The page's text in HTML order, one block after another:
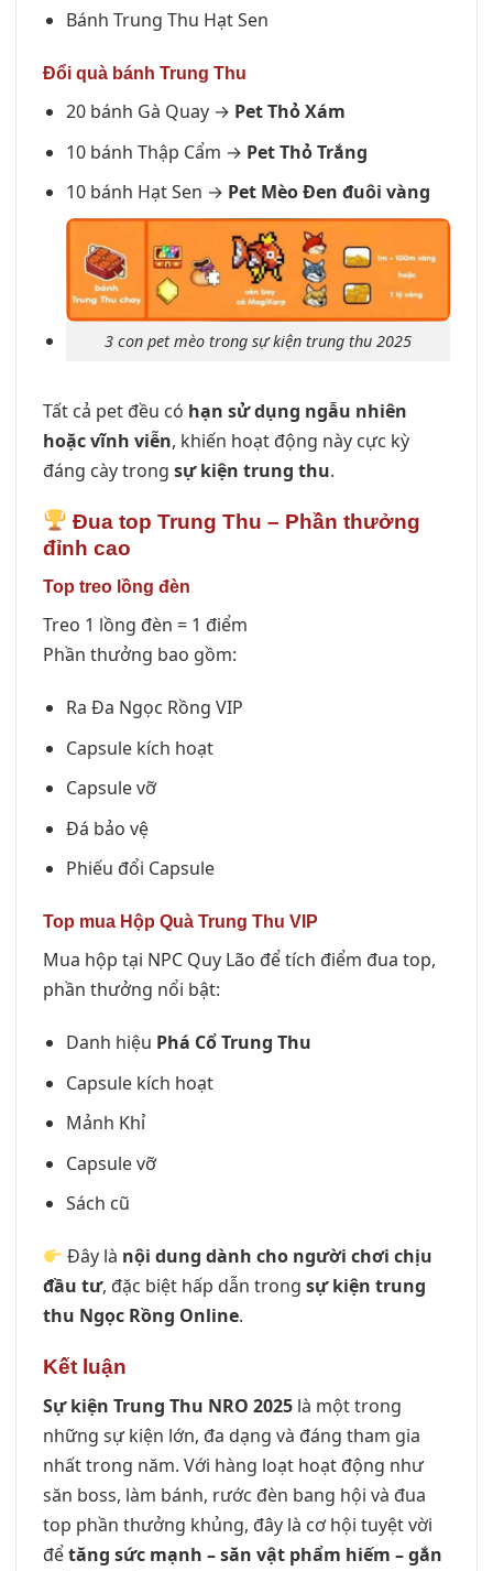
Bánh Trung Thu Hạt Sen
Đổi quà bánh Trung Thu
20 bánh Gà Quay → Pet Thỏ Xám
10 bánh Thập Cẩm → Pet Thỏ Trắng
10 bánh Hạt Sen → Pet Mèo Đen đuôi vàng
3 con pet mèo trong sự kiện trung thu 2025
Tất cả pet đều có hạn sử dụng ngẫu nhiên
hoặc vĩnh viễn, khiến hoạt động này cực kỳ
đáng cày trong sự kiện trung thu.
Đua top Trung Thu – Phần thưởng
đỉnh cao
Top treo lồng đèn
Treo 1 lồng đèn = 1 điểm
Phần thưởng bao gồm:
Ra Đa Ngọc Rồng VIP
Capsule kích hoạt
Capsule vỡ
Đá bảo vệ
Phiếu đổi Capsule
Top mua Hộp Quà Trung Thu VIP
Mua hộp tại NPC Quy Lão để tích điểm đua top,
phần thưởng nổi bật:
Danh hiệu Phá Cổ Trung Thu
Capsule kích hoạt
Mảnh Khỉ
Capsule vỡ
Sách cũ
Đây là nội dung dành cho người chơi chịu
đầu tư, đặc biệt hấp dẫn trong sự kiện trung
thu Ngọc Rồng Online.
Kết luận
Sự kiện Trung Thu NRO 2025 là một trong
những sự kiện lớn, đa dạng và đáng tham gia
nhất trong năm. Với hàng loạt hoạt động như
săn boss, làm bánh, rước đèn bang hội và đua
top phần thưởng khủng, đây là cơ hội tuyệt vời
đểtăng sức mạnh – săn vật phẩm hiếm – gắn